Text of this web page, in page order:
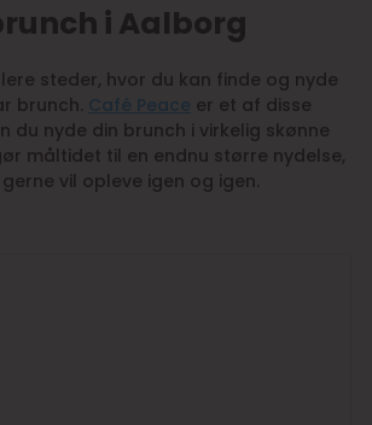
i Aalborg
steder, hvor du kan finde og nyde
brunch. Café Peace er et af disse
du nyde din brunch i virkelig skønne
måltidet til en endnu større nydelse,
vil opleve igen og igen.